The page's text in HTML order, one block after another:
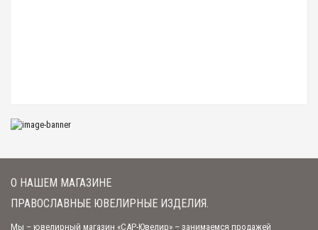
Нательная именная икона (подвеска) из обсидиана "Кирилл" (арт. Ар-
Андрей)
500.00 р.
О НАШЕМ МАГАЗИНЕ
ПРАВОСЛАВНЫЕ ЮВЕЛИРНЫЕ ИЗДЕЛИЯ.
Мы – ювелирный магазин «САР-Ювелир» – занимаемся продажей